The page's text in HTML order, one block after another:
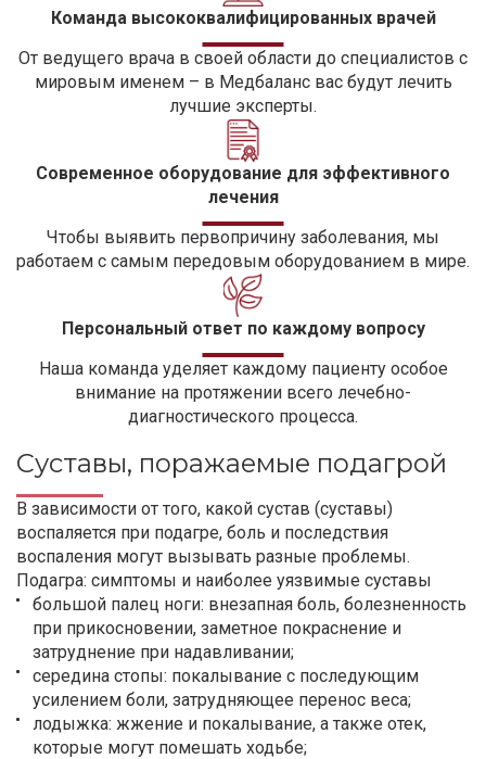
Команда высококвалифицированных врачей
От ведущего врача в своей области до специалистов с
мировым именем – в Медбаланс вас будут лечить
лучшие эксперты.
Современное оборудование для эффективного
лечения
Чтобы выявить первопричину заболевания, мы
работаем с самым передовым оборудованием в мире.
Персональный ответ по каждому вопросу
Наша команда уделяет каждому пациенту особое
внимание на протяжении всего лечебно-
диагностического процесса.
Суставы, поражаемые подагрой
В зависимости от того, какой сустав (суставы)
воспаляется при подагре, боль и последствия
воспаления могут вызывать разные проблемы.
Подагра: симптомы и наиболее уязвимые суставы
большой палец ноги: внезапная боль, болезненность
при прикосновении, заметное покраснение и
затруднение при надавливании;
середина стопы: покалывание с последующим
усилением боли, затрудняющее перенос веса;
лодыжка: жжение и покалывание, а также отек,
которые могут помешать ходьбе;